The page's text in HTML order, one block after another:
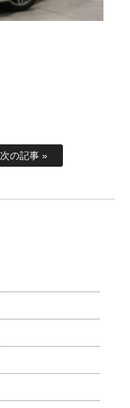
次の記事 »